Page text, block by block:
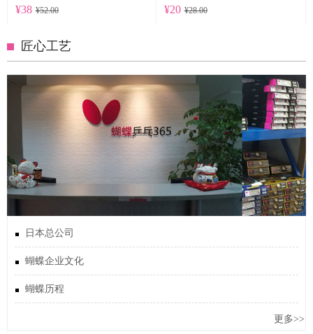
¥38 ¥52.00 ¥20 ¥28.00
匠心工艺
日本总公司
蝴蝶企业文化
蝴蝶历程
更多>>